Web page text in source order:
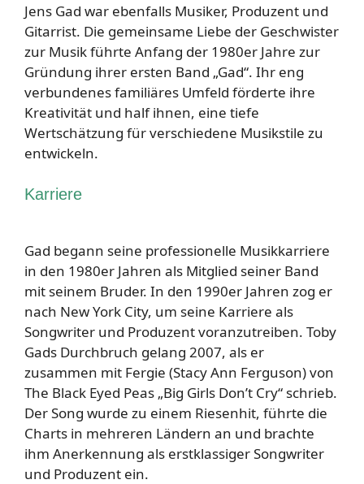
Jens Gad war ebenfalls Musiker, Produzent und
Gitarrist. Die gemeinsame Liebe der Geschwister
zur Musik führte Anfang der 1980er Jahre zur
Gründung ihrer ersten Band „Gad“. Ihr eng
verbundenes familiäres Umfeld förderte ihre
Kreativität und half ihnen, eine tiefe
Wertschätzung für verschiedene Musikstile zu
entwickeln.
Karriere
Gad begann seine professionelle Musikkarriere
in den 1980er Jahren als Mitglied seiner Band
mit seinem Bruder. In den 1990er Jahren zog er
nach New York City, um seine Karriere als
Songwriter und Produzent voranzutreiben. Toby
Gads Durchbruch gelang 2007, als er
zusammen mit Fergie (Stacy Ann Ferguson) von
The Black Eyed Peas „Big Girls Don’t Cry“ schrieb.
Der Song wurde zu einem Riesenhit, führte die
Charts in mehreren Ländern an und brachte
ihm Anerkennung als erstklassiger Songwriter
und Produzent ein.